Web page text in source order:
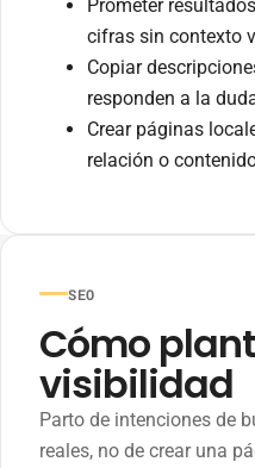
Prometer
cifras sin contexto
Copiar
responden a la
Crear páginas
relación o
SEO
Cómo
visibilidad
Parto de intenciones de
reales, no de crear una